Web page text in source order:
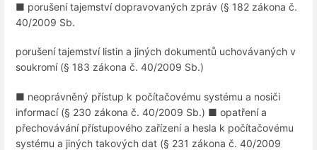
■ porušení tajemství dopravovaných zpráv (§ 182 zákona č.
40/2009 Sb.
porušení tajemství listin a jiných dokumentů uchovávaných v
soukromí (§ 183 zákona č. 40/2009 Sb.)
■ neoprávněný přístup k počítačovému systému a nosiči
informací (§ 230 zákona č. 40/2009 Sb.) ■ opatření a
přechovávání přístupového zařízení a hesla k počítačovému
systému a jiných takových dat (§ 231 zákona č. 40/2009